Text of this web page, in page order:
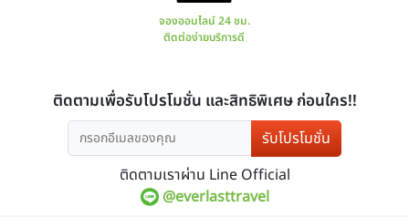
มีโปรแกรมทัวร์มากมาย
ทั้งไทยและต่างประเทศ
รับโปรโมชั่น
ติดตามเราผ่าน Line Official
@everlasttravel